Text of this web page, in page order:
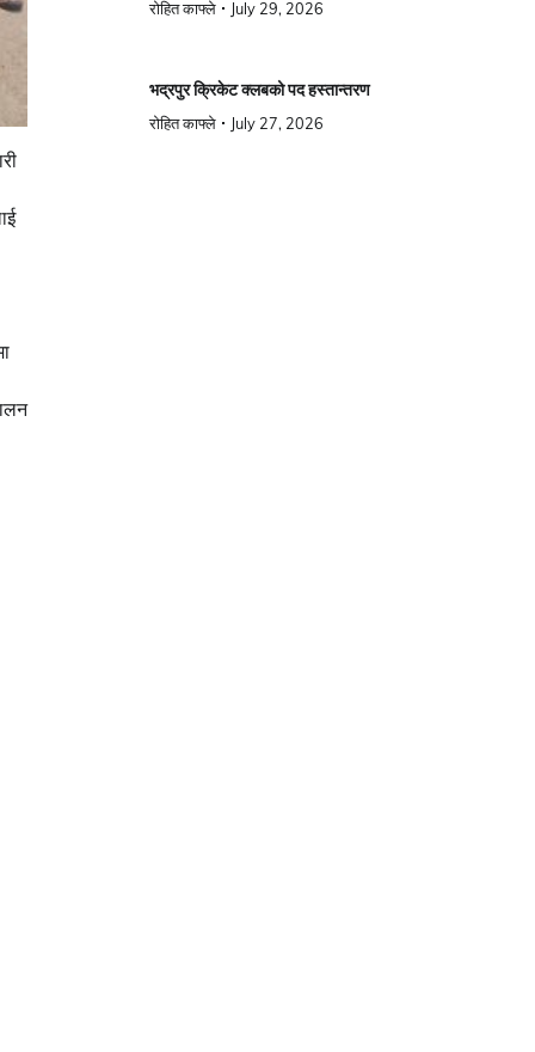
रोहित काफ्ले
July 29, 2026
भद्रपुर क्रिकेट क्लबको पद हस्तान्तरण
रोहित काफ्ले
July 27, 2026